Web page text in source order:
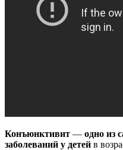
Конъюнктивит — одно из
заболеваний у детей в